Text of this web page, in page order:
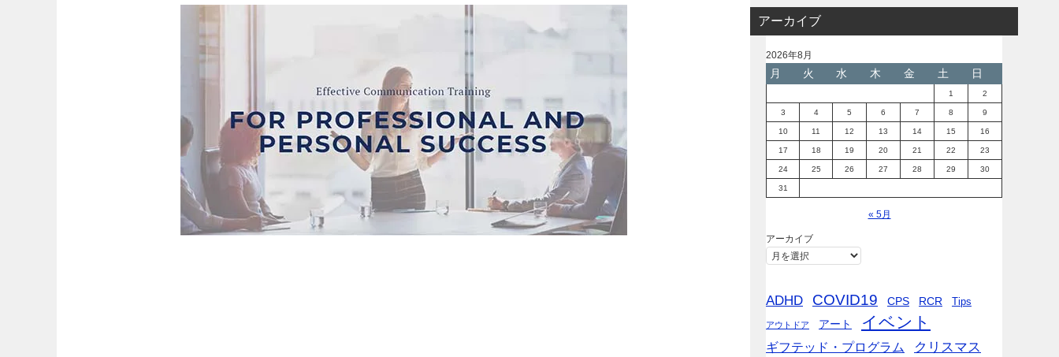
アーカイブ
2026年8月
月 火 水 木 金 土 日
1 2
3 4 5 6 7 8 9
10 11 12 13 14 15 16
17 18 19 20 21 22 23
24 25 26 27 28 29 30
31
« 5月
アーカイブ
ADHD COVID19 CPS RCR Tips
アウトドア アート イベント
ギフテッド・プログラム クリスマス